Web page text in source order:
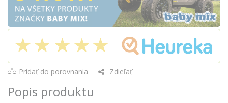
Pridať do porovnania Zdieľať
Popis produktu